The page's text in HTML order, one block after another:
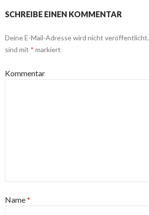
SCHREIBE EINEN KOMMENTAR
Deine E-Mail-Adresse wird nicht veröffentlicht.
sind mit * markiert
Kommentar
Name*